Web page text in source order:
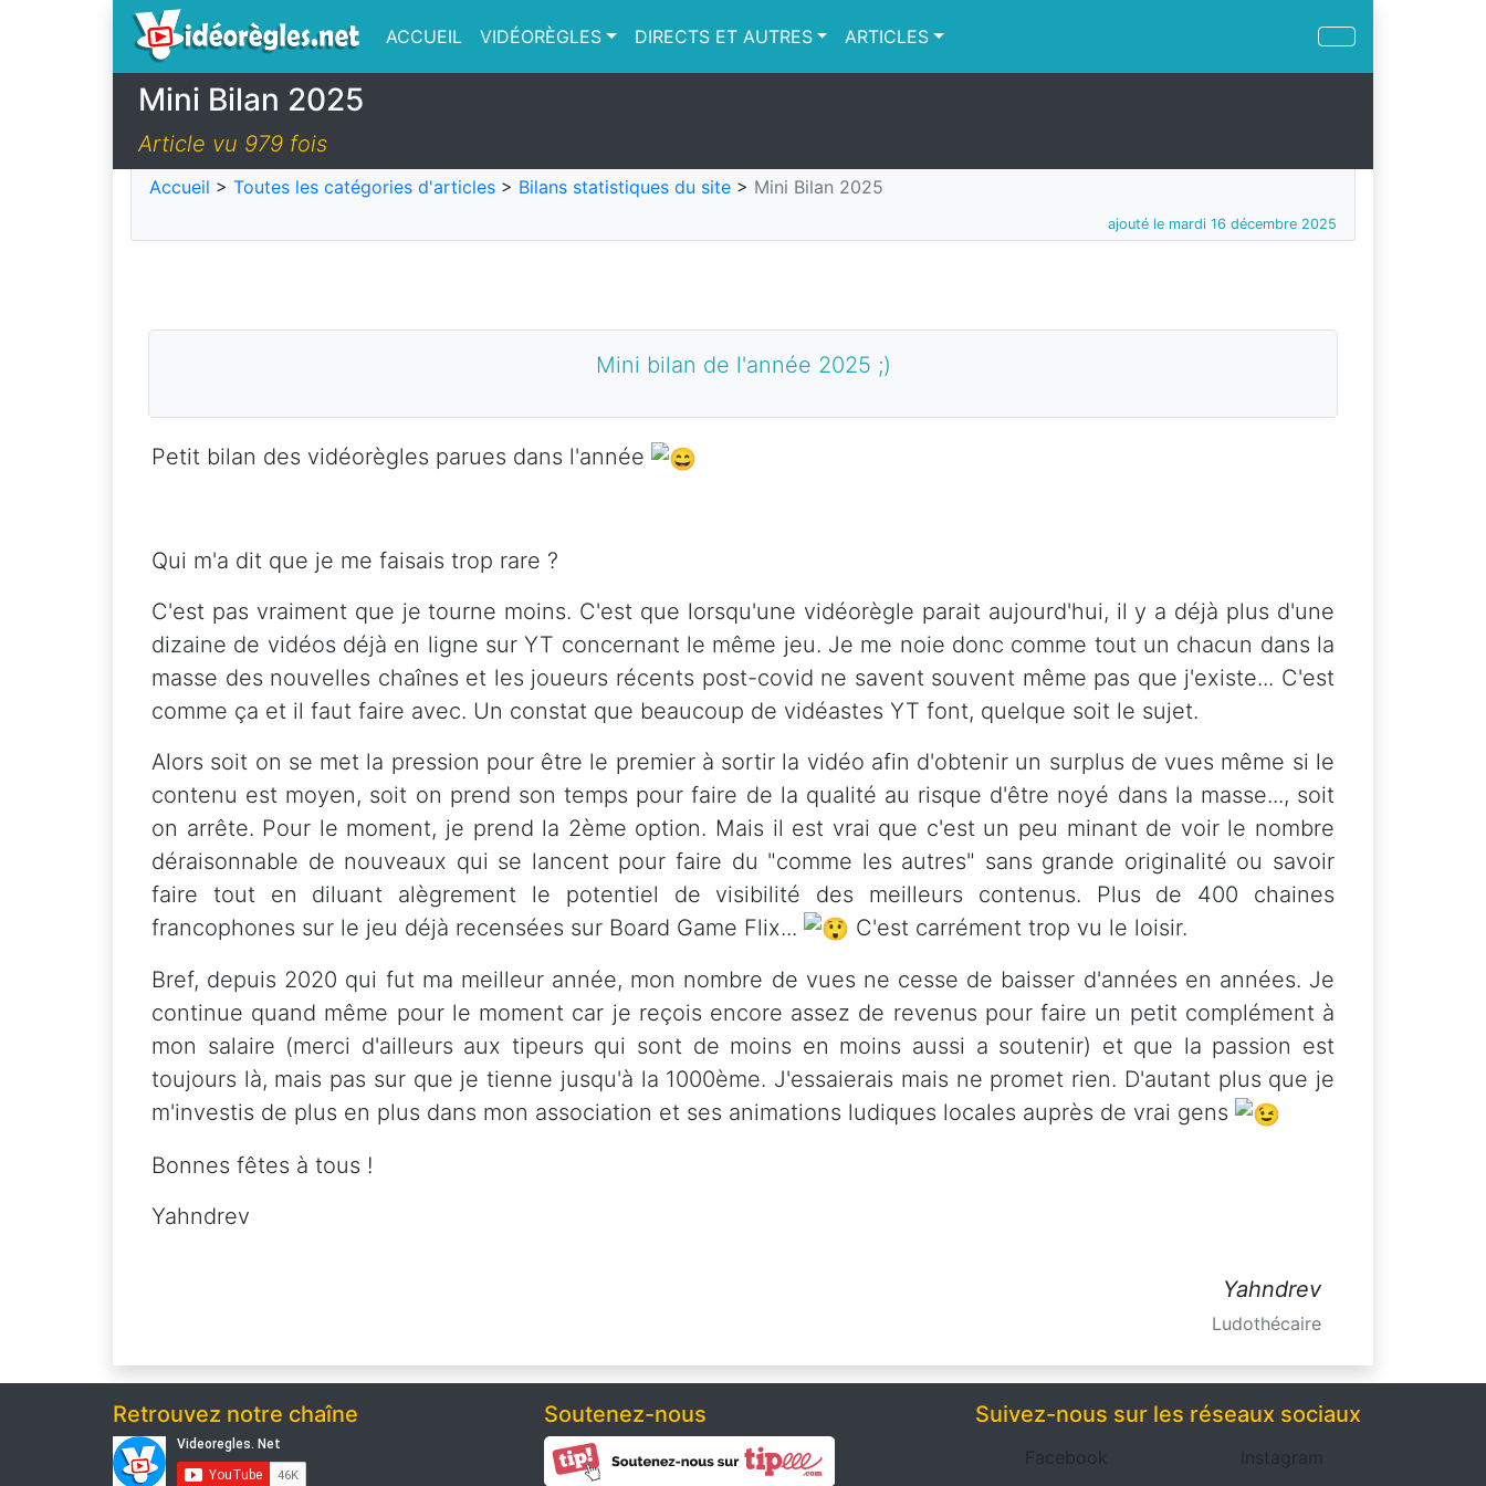
ACCUEIL VIDÉORÈGLES DIRECTS ET AUTRES ARTICLES
Mini Bilan 2025
Article vu 979 fois
Accueil > Toutes les catégories d'articles > Bilans statistiques du site > Mini Bilan 2025
ajouté le mardi 16 décembre 2025
Mini bilan de l'année 2025 ;)
Petit bilan des vidéorègles parues dans l'année
Qui m'a dit que je me faisais trop rare ?
C'est pas vraiment que je tourne moins. C'est que lorsqu'une vidéorègle parait aujourd'hui, il y a déjà plus d'une
dizaine de vidéos déjà en ligne sur YT concernant le même jeu. Je me noie donc comme tout un chacun dans la
masse des nouvelles chaînes et les joueurs récents post-covid ne savent souvent même pas que j'existe... C'est
comme ça et il faut faire avec. Un constat que beaucoup de vidéastes YT font, quelque soit le sujet.
Alors soit on se met la pression pour être le premier à sortir la vidéo afin d'obtenir un surplus de vues même si le
contenu est moyen, soit on prend son temps pour faire de la qualité au risque d'être noyé dans la masse..., soit
on arrête. Pour le moment, je prend la 2ème option. Mais il est vrai que c'est un peu minant de voir le nombre
déraisonnable de nouveaux qui se lancent pour faire du "comme les autres" sans grande originalité ou savoir
faire tout en diluant alègrement le potentiel de visibilité des meilleurs contenus. Plus de 400 chaines
francophones sur le jeu déjà recensées sur Board Game Flix...
C'est carrément trop vu le loisir.
Bref, depuis 2020 qui fut ma meilleur année, mon nombre de vues ne cesse de baisser d'années en années. Je
continue quand même pour le moment car je reçois encore assez de revenus pour faire un petit complément à
mon salaire (merci d'ailleurs aux tipeurs qui sont de moins en moins aussi a soutenir) et que la passion est
toujours là, mais pas sur que je tienne jusqu'à la 1000ème. J'essaierais mais ne promet rien. D'autant plus que je
m'investis de plus en plus dans mon association et ses animations ludiques locales auprès de vrai gens
Bonnes fêtes à tous !
Yahndrev
Yahndrev
Ludothécaire
Retrouvez notre chaîne Soutenez-nous Suivez-nous sur les réseaux sociaux
Facebook Instagram